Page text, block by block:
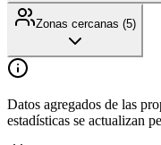
Zonas cercanas (5)
Datos agregados de las
estadísticas se actualizan